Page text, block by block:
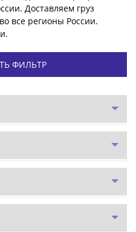
Доставляем груз
все регионы России.
ФИЛЬТР